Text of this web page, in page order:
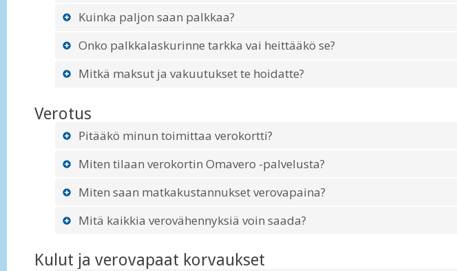
Kuinka paljon saan palkkaa?
Onko palkkalaskurinne tarkka vai heittääkö se?
Mitkä maksut ja vakuutukset te hoidatte?
Verotus
Pitääkö minun toimittaa verokortti?
Miten tilaan verokortin Omavero -palvelusta?
Miten saan matkakustannukset verovapaina?
Mitä kaikkia verovähennyksiä voin saada?
Kulut ja verovapaat korvaukset